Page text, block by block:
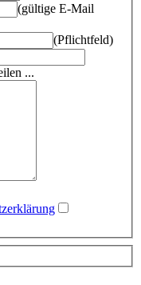
(gültige E-Mail
(Pflichtfeld)
...